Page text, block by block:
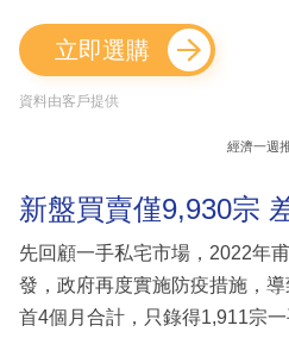
立即選購
資料由客戶提供
經濟一週
新盤買賣僅9,930宗
先回顧一手私宅市場，2022年
發，政府再度實施防疫措施，
首4個月合計，只錄得1,911宗一